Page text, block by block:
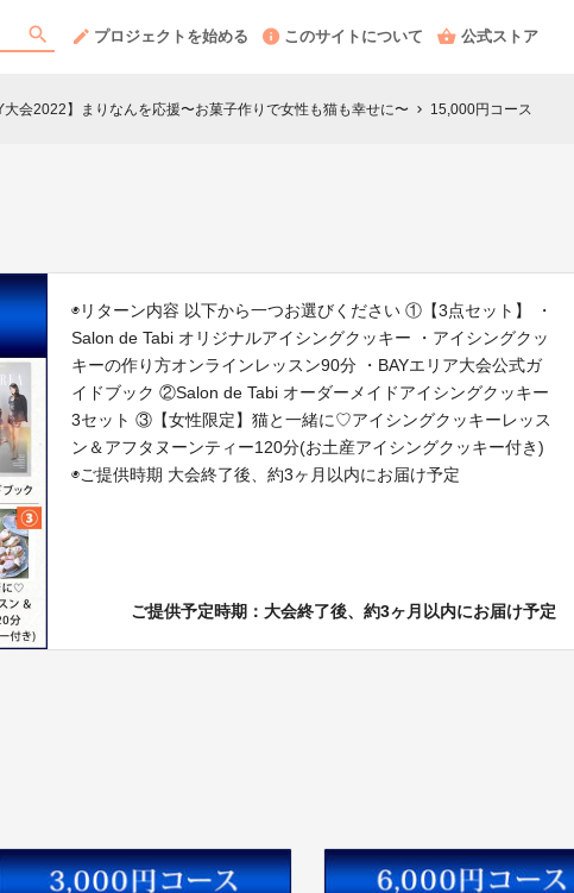
プロジェクトを始める このサイトについて 公式ストア
大会2022】まりなんを応援〜お菓子作りで女性も猫も幸せに〜 chevron_right 15,000円コース
◉リターン内容 以下から一つお選びください ①【3点セット】 ・
Salon de Tabi オリジナルアイシングクッキー ・アイシングクッ
キーの作り方オンラインレッスン90分 ・BAYエリア大会公式ガ
イドブック ②Salon de Tabi オーダーメイドアイシングクッキー
3セット ③【女性限定】猫と一緒に♡アイシングクッキーレッス
ン＆アフタヌーンティー120分(お土産アイシングクッキー付き)
◉ご提供時期 大会終了後、約3ヶ月以内にお届け予定
ご提供予定時期：大会終了後、約3ヶ月以内にお届け予定